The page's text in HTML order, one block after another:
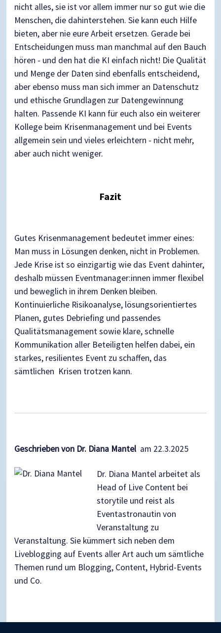
nicht alles, sie ist vor allem immer nur so gut wie die
Menschen, die dahinterstehen. Sie kann euch Hilfe
bieten, aber nie eure Arbeit ersetzen. Gerade bei
Entscheidungen muss man manchmal auf den Bauch
hören - und den hat die KI einfach nicht! Die Qualität
und Menge der Daten sind ebenfalls entscheidend,
aber ebenso muss man sich immer an Datenschutz
und ethische Grundlagen zur Datengewinnung
halten. Passende KI kann für euch also ein weiterer
Kollege beim Krisenmanagement und bei Events
allgemein sein und vieles erleichtern - nicht mehr,
aber auch nicht weniger.
Fazit
Gutes Krisenmanagement bedeutet immer eines:
Man muss in Lösungen denken, nicht in Problemen.
Jede Krise ist so einzigartig wie das Event dahinter,
deshalb müssen Eventmanager:innen immer flexibel
und beweglich in ihrem Denken bleiben.
Kontinuierliche Risikoanalyse, lösungsorientiertes
Planen, gutes Debriefing und passendes
Qualitätsmanagement sowie klare, schnelle
Kommunikation aller Beteiligten helfen dabei, ein
starkes, resilientes Event zu schaffen, das
sämtlichen Krisen trotzen kann.
Geschrieben von Dr. Diana Mantel am 22.3.2025
Dr. Diana Mantel arbeitet als
Head of Live Content bei
storytile und reist als
Eventastronautin von
Veranstaltung zu
Veranstaltung. Sie kümmert sich neben dem
Liveblogging auf Events aller Art auch um sämtliche
Themen rund um Blogging, Content, Hybrid-Events
und Co.